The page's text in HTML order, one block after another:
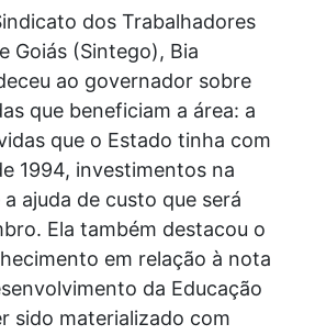
dos Trabalhadores
Goiás (Sintego), Bia
ao governador sobre
que beneficiam a área: a
que o Estado tinha com
1994, investimentos na
ajuda de custo que será
Ela também destacou o
em relação à nota
da Educação
sido materializado com